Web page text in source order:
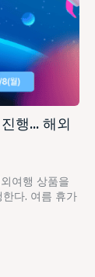
행… 해외
여행 상품을
한다. 여름 휴가